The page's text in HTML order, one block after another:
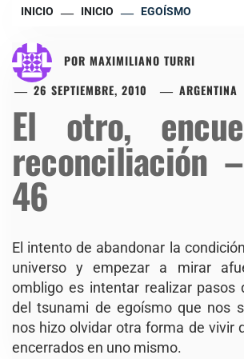
INICIO INICIO EGOÍSMO
POR MAXIMILIANO TURRI
26 SEPTIEMBRE, 2010
ARGENTINA
El otro,
reconciliación
46
El intento de abandonar la
universo y empezar a mirar
ombligo es intentar realizar pasos
del tsunami de egoísmo que nos
nos hizo olvidar otra forma de vivir
encerrados en uno mismo.